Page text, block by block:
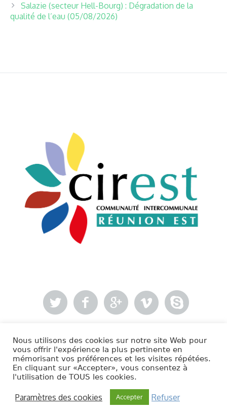
Salazie (secteur Hell-Bourg) : Dégradation de la
qualité de l’eau (05/08/2026)
- Mentions légales
Cirest © 2020 | Tous droits réservés.
Nous utilisons des cookies sur notre site Web pour
vous offrir l'expérience la plus pertinente en
mémorisant vos préférences et les visites répétées.
En cliquant sur «Accepter», vous consentez à
l'utilisation de TOUS les cookies.
Paramètres des cookies Accepter Refuser